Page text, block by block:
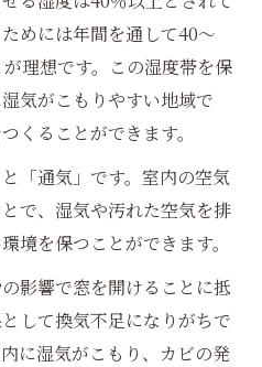
めには年間を通して40〜
理想です。この湿度帯を保
気がこもりやすい地域で
くることができます。
「通気」です。室内の空気
で、湿気や汚れた空気を排
境を保つことができます。
影響で窓を開けることに抵
して換気不足になりがちで
に湿気がこもり、カビの発